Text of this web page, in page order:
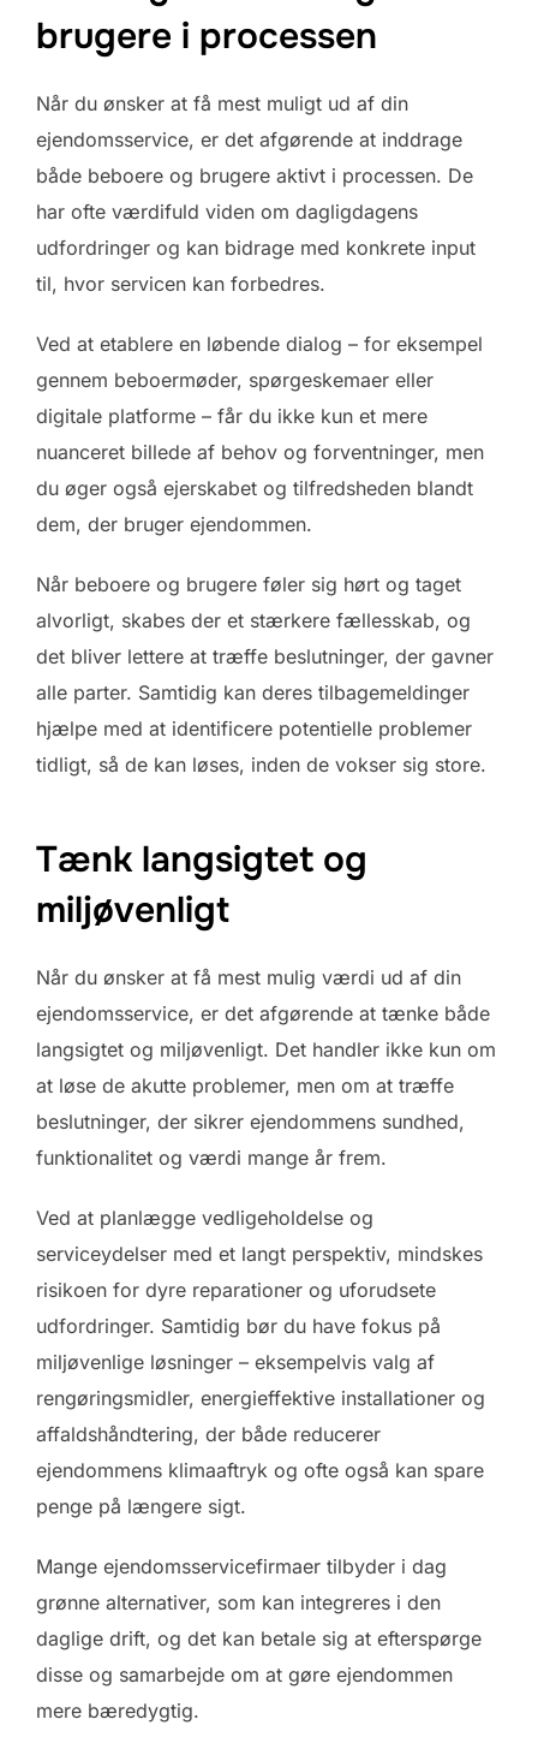
brugere i processen
Når du ønsker at få mest muligt ud af din
ejendomsservice, er det afgørende at inddrage
både beboere og brugere aktivt i processen. De
har ofte værdifuld viden om dagligdagens
udfordringer og kan bidrage med konkrete input
til, hvor servicen kan forbedres.
Ved at etablere en løbende dialog – for eksempel
gennem beboermøder, spørgeskemaer eller
digitale platforme – får du ikke kun et mere
nuanceret billede af behov og forventninger, men
du øger også ejerskabet og tilfredsheden blandt
dem, der bruger ejendommen.
Når beboere og brugere føler sig hørt og taget
alvorligt, skabes der et stærkere fællesskab, og
det bliver lettere at træffe beslutninger, der gavner
alle parter. Samtidig kan deres tilbagemeldinger
hjælpe med at identificere potentielle problemer
tidligt, så de kan løses, inden de vokser sig store.
Tænk langsigtet og
miljøvenligt
Når du ønsker at få mest mulig værdi ud af din
ejendomsservice, er det afgørende at tænke både
langsigtet og miljøvenligt. Det handler ikke kun om
at løse de akutte problemer, men om at træffe
beslutninger, der sikrer ejendommens sundhed,
funktionalitet og værdi mange år frem.
Ved at planlægge vedligeholdelse og
serviceydelser med et langt perspektiv, mindskes
risikoen for dyre reparationer og uforudsete
udfordringer. Samtidig bør du have fokus på
miljøvenlige løsninger – eksempelvis valg af
rengøringsmidler, energieffektive installationer og
affaldshåndtering, der både reducerer
ejendommens klimaaftryk og ofte også kan spare
penge på længere sigt.
Mange ejendomsservicefirmaer tilbyder i dag
grønne alternativer, som kan integreres i den
daglige drift, og det kan betale sig at efterspørge
disse og samarbejde om at gøre ejendommen
mere bæredygtig.